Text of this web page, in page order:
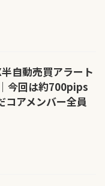
自動売買アラート
今回は約700pips
コアメンバー全員